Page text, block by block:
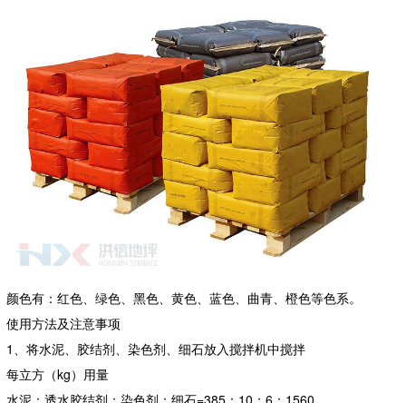
颜色有：红色、绿色、黑色、黄色、蓝色、曲青、橙色等色系。
使用方法及注意事项
1、将水泥、胶结剂、染色剂、细石放入搅拌机中搅拌
每立方（kg）用量
水泥：透水胶结剂：染色剂：细石=385：10：6：1560